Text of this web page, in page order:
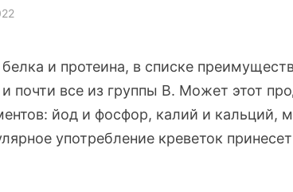
и протеина, в списке
почти все из группы В. Может этот
йод и фосфор, калий и кальций,
употребление креветок